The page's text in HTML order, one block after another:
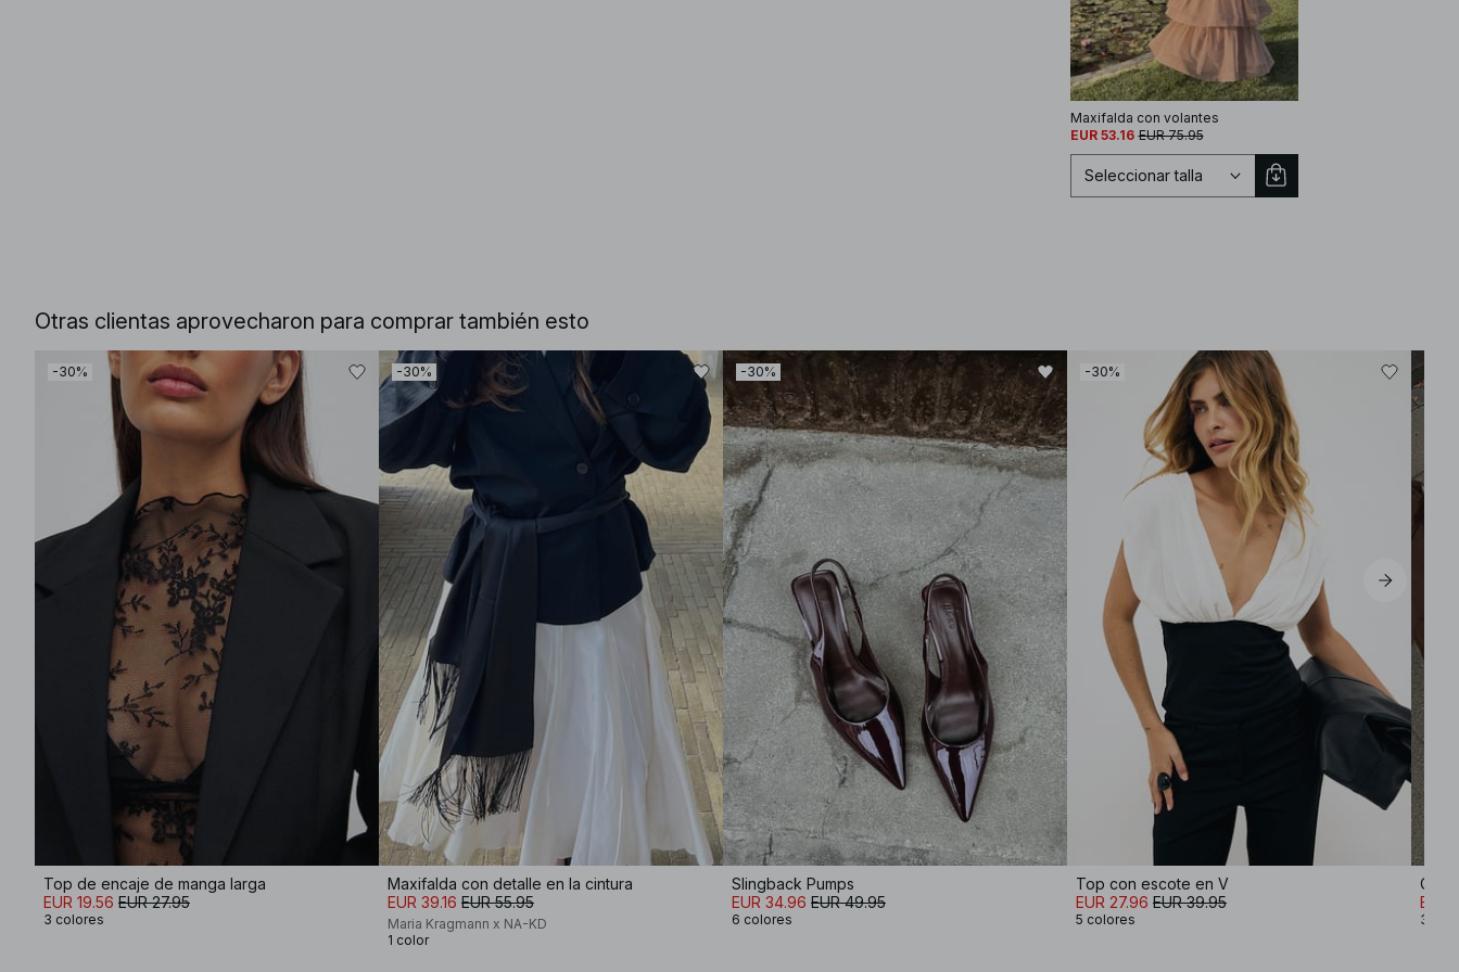
Maxifalda con volantes
EUR 53.16 EUR 75.95
EU 36
EU 42
EU 44
Seleccionar talla
Otras clientas aprovecharon para comprar también esto
-30%
Top de encaje de manga larga
EUR 19.56 EUR 27.95
3 colores
-30%
Maxifalda con detalle en la cintura
EUR 39.16 EUR 55.95
Maria Kragmann x NA-KD
1 color
-30%
Slingback Pumps
EUR 34.96 EUR 49.95
6 colores
-30%
Top con escote en V
EUR 27.96 EUR 39.95
5 colores
EUR
3